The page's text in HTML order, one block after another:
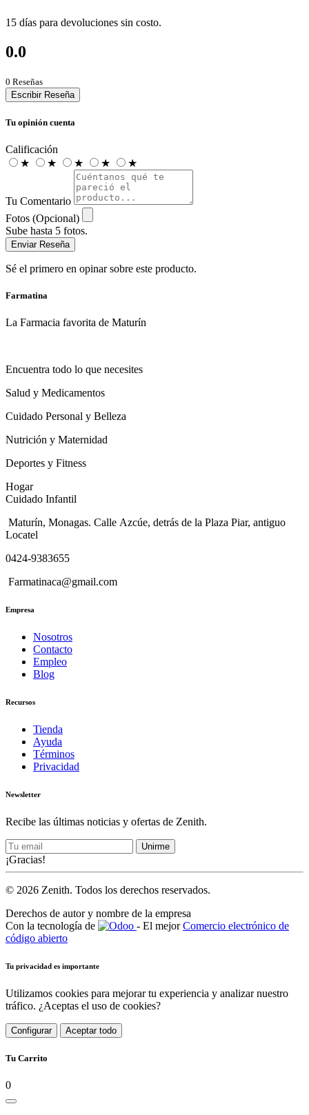
15 días para devoluciones sin costo.
0.0
0 Reseñas
Escribir Reseña
Tu opinión cuenta
Calificación
★
★ ★ ★ ★
Tu Comentario
Fotos (Opcional)
Sube hasta 5 fotos.
Enviar Reseña
Sé el primero en opinar sobre este producto.
Farmatina
La Farmacia favorita de Maturín
Encuentra todo lo que necesites
Salud y Medicamentos
Cuidado Personal y Belleza
Nutrición y Maternidad
Deportes y Fitness
Hogar
Cuidado Infantil
Maturín, Monagas. Calle Azcúe, detrás de la Plaza Piar, antiguo
Locatel
0424-9383655
Farmatinaca@gmail.com
Empresa
Nosotros
Contacto
Empleo
Blog
Recursos
Tienda
Ayuda
Términos
Privacidad
Newsletter
Recibe las últimas noticias y ofertas de Zenith.
Unirme
¡Gracias!
© 2026 Zenith. Todos los derechos reservados.
Derechos de autor y nombre de la empresa
Con la tecnología de
- El mejorComercio electrónico de
código abierto
Tu privacidad es importante
Utilizamos cookies para mejorar tu experiencia y analizar nuestro
tráfico. ¿Aceptas el uso de cookies?
Configurar Aceptar todo
Tu Carrito
0